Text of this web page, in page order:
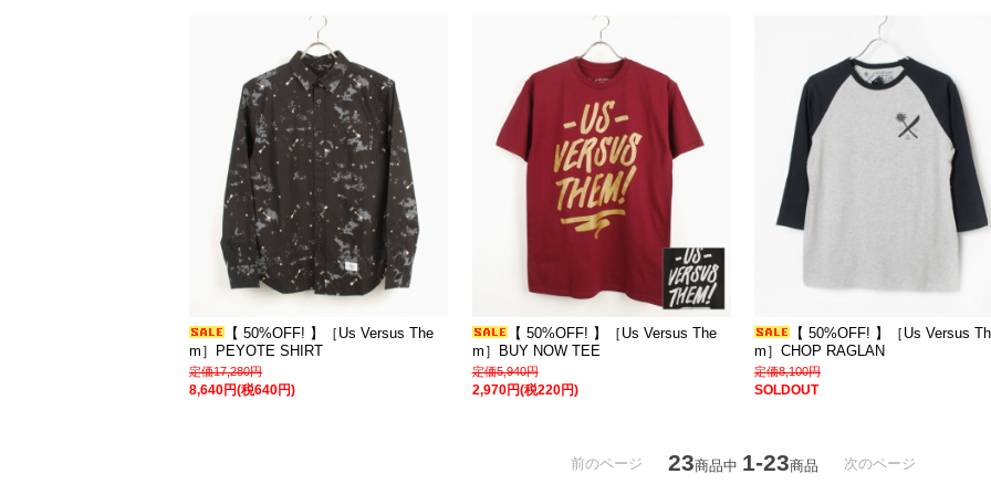
【 50%OFF! 】［Us Versus The
m］PEYOTE SHIRT
定価17,280円
8,640円(税640円)
【 50%OFF! 】［Us Versus The
m］BUY NOW TEE
定価5,940円
2,970円(税220円)
【 50%OFF! 】［Us Versus
m］CHOP RAGLAN
定価8,100円
SOLDOUT
前のページ 23商品中 1-23商品 次のページ